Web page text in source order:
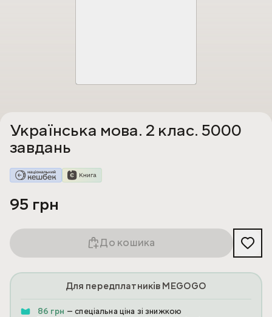
Українська мова. 2 клас. 5000
завдань
95 грн
До кошика
Для передплатників MEGOGO
86 грн — спеціальна ціна зі знижкою